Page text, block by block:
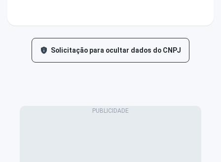
Solicitação para ocultar dados do CNPJ